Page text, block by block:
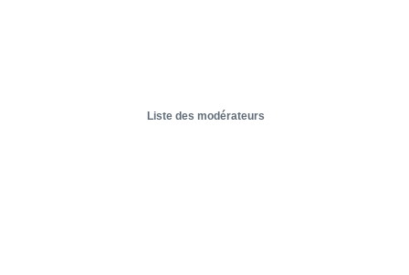
Liste des modérateurs